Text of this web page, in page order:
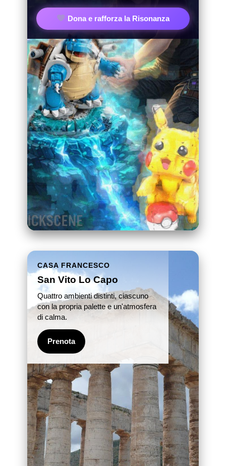
Dona e rafforza la Risonanza
CASA FRANCESCO
San Vito Lo Capo
Quattro ambienti distinti, ciascuno
con la propria palette e un'atmosfera
di calma.
Prenota